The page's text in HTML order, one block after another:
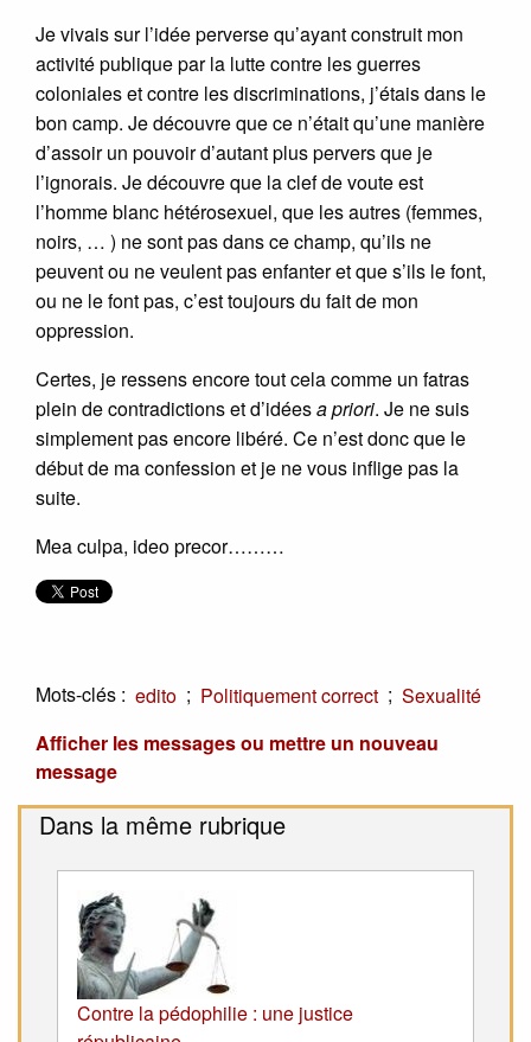
Je vivais sur l’idée perverse qu’ayant construit mon
activité publique par la lutte contre les guerres
coloniales et contre les discriminations, j’étais dans le
bon camp. Je découvre que ce n’était qu’une manière
d’assoir un pouvoir d’autant plus pervers que je
l’ignorais. Je découvre que la clef de voute est
l’homme blanc hétérosexuel, que les autres (femmes,
noirs, … ) ne sont pas dans ce champ, qu’ils ne
peuvent ou ne veulent pas enfanter et que s’ils le font,
ou ne le font pas, c’est toujours du fait de mon
oppression.
Certes, je ressens encore tout cela comme un fatras
plein de contradictions et d’idéesa priori. Je ne suis
simplement pas encore libéré. Ce n’est donc que le
début de ma confession et je ne vous inflige pas la
suite.
Mea culpa, ideo precor………
Mots-clés : edito ; Politiquement correct ; Sexualité
Afficher les messages ou mettre un nouveau
message
Dans la même rubrique
Contre la pédophilie : une justice